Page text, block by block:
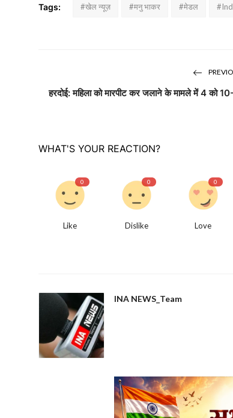
Tags: #खेल न्यूज़ #मनु भाकर #मेडल
हरदोई: महिला को मारपीट कर जलाने के मामले में 4 को
WHAT'S YOUR REACTION?
0
Like
0
Dislike
0
Love
INA NEWS_Team